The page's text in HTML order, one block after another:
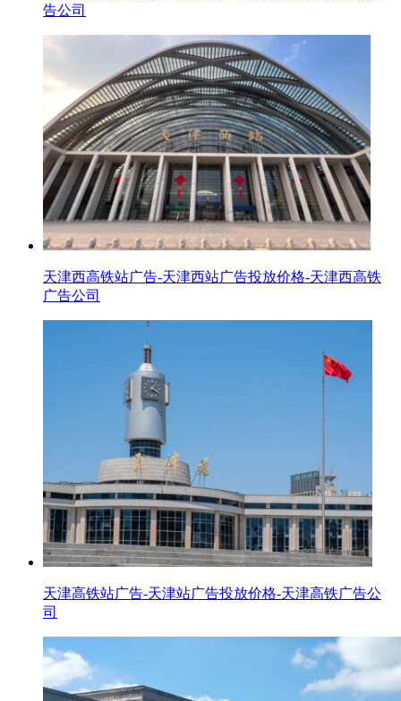
告公司
天津西高铁站广告-天津西站广告投放价格-天津西高铁
广告公司
天津高铁站广告-天津站广告投放价格-天津高铁广告公
司